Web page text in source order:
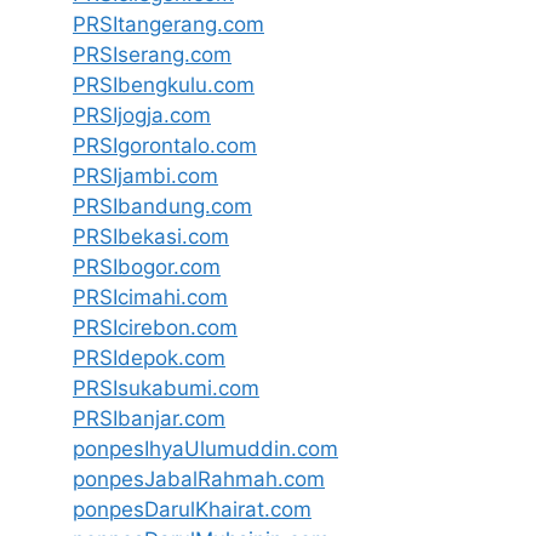
PRSItangerang.com
PRSIserang.com
PRSIbengkulu.com
PRSIjogja.com
PRSIgorontalo.com
PRSIjambi.com
PRSIbandung.com
PRSIbekasi.com
PRSIbogor.com
PRSIcimahi.com
PRSIcirebon.com
PRSIdepok.com
PRSIsukabumi.com
PRSIbanjar.com
ponpesIhyaUlumuddin.com
ponpesJabalRahmah.com
ponpesDarulKhairat.com